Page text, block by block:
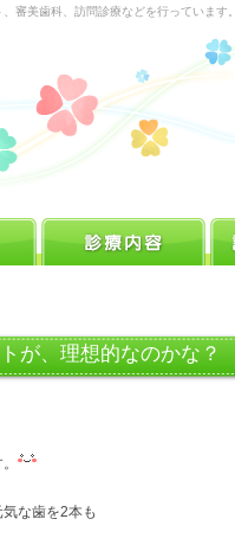
審美歯科、訪問診療などを行っています。
が、理想的なのかな？
な歯を2本も